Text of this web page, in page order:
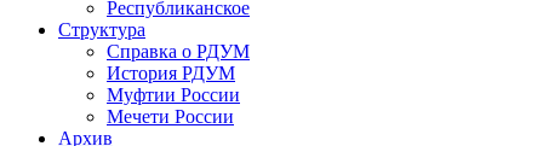
Республиканское
Структура
Справка о РДУМ
История РДУМ
Муфтии России
Мечети России
Архив